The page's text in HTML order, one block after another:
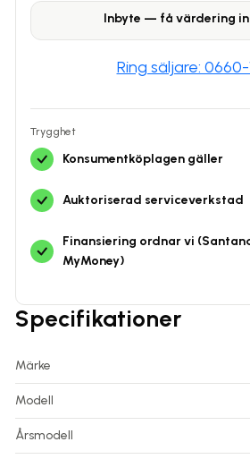
Specifikationer
Märke
Modell
Årsmodell
Inbyte — få värdering
Ring säljare: 0660-
Trygghet
Konsumentköplagen gäller
Auktoriserad serviceverkstad
Finansiering ordnar vi
MyMoney)